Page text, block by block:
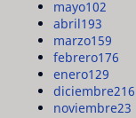
mayo102
abril193
marzo159
febrero176
enero129
diciembre216
noviembre23